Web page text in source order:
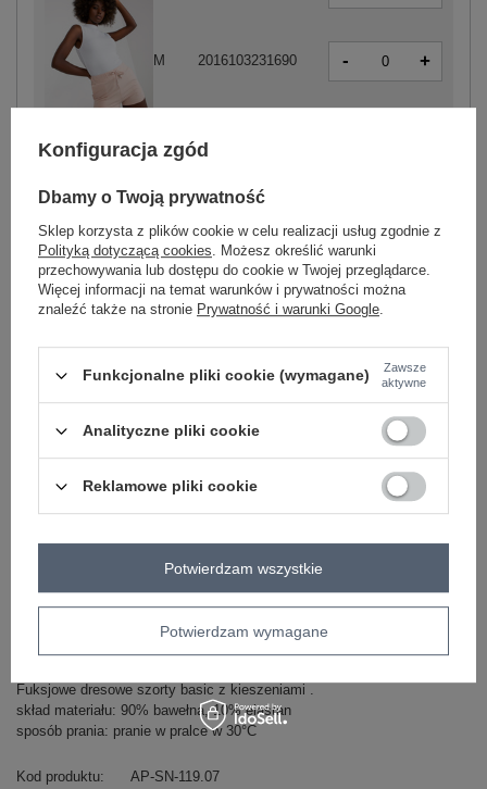
jasny różowy
M 2016103231690 - +
S 2016103231577 - +
M 2016103231584 -
L 2016103231591 - +
Zobacz wszystkie kolory (+2)
ZALOGUJ SIĘ I ZOBACZ CENĘ
Masz pytanie? Chętnie pomożemy.
+48 601 547 740 Zadaj pytanie
Fuksjowe dresowe szorty basic z kieszeniami .
skład materiału: 90% bawełna, 10% elastan
sposób prania: pranie w pralce w 30°C
Kod produktu
AP-SN-119.07
Konfiguracja zgód
Dbamy o Twoją prywatność
Sklep korzysta z plików cookie w celu realizacji usług zgodnie z
Polityką dotyczącą cookies. Możesz określić warunki
przechowywania lub dostępu do cookie w Twojej przeglądarce.
Więcej informacji na temat warunków i prywatności można
znaleźć także na stronie Prywatność i warunki Google.
Funkcjonalne pliki cookie (wymagane)
Zawsze
aktywne
Analityczne pliki cookie
Reklamowe pliki cookie
Potwierdzam wymagane
Potwierdzam wszystkie